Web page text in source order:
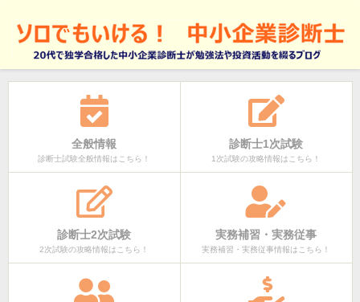
全般情報
診断士試験全般情報はこちら！
診断士1次試験
1次試験の攻略情報はこちら！
診断士2次試験
2次試験の攻略情報はこちら！
実務補習・実務従事
実務補習・実務従事情報はこちら！